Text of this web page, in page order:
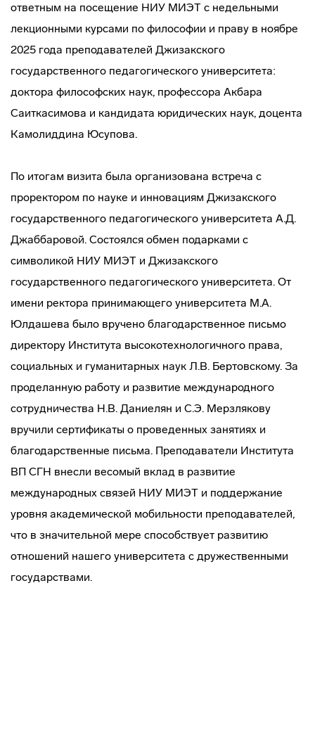
ответным на посещение НИУ МИЭТ с недельными
лекционными курсами по философии и праву в ноябре
2025 года преподавателей Джизакского
государственного педагогического университета:
доктора философских наук, профессора Акбара
Саиткасимова и кандидата юридических наук, доцента
Камолиддина Юсупова.
По итогам визита была организована встреча с
проректором по науке и инновациям Джизакского
государственного педагогического университета А.Д.
Джаббаровой. Состоялся обмен подарками с
символикой НИУ МИЭТ и Джизакского
государственного педагогического университета. От
имени ректора принимающего университета М.А.
Юлдашева было вручено благодарственное письмо
директору Института высокотехнологичного права,
социальных и гуманитарных наук Л.В. Бертовскому. За
проделанную работу и развитие международного
сотрудничества Н.В. Даниелян и С.Э. Мерзлякову
вручили сертификаты о проведенных занятиях и
благодарственные письма. Преподаватели Института
ВП СГН внесли весомый вклад в развитие
международных связей НИУ МИЭТ и поддержание
уровня академической мобильности преподавателей,
что в значительной мере способствует развитию
отношений нашего университета с дружественными
государствами.